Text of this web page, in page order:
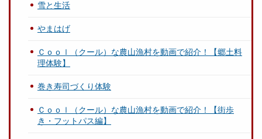
雪と生活
やまはげ
Ｃｏｏｌ（クール）な農山漁村を動画で紹介！【郷土料
理体験】
巻き寿司づくり体験
Ｃｏｏｌ（クール）な農山漁村を動画で紹介！【街歩
き・フットパス編】